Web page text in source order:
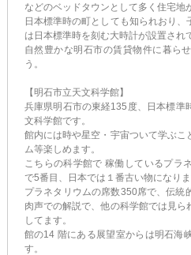
などのベッドタウンとして多く住宅地
日本標準時の町としても知られおり
は日本標準時を刻む大時計が設置され
自然豊かな明石市の賃貸物件に暮ら
う。
【明石市立天文科学館】
兵庫県明石市の東経135度、日本標準
文科学館です。
館内には時や星空・宇宙ついて学ぶこ
ム等楽しめます。
こちらの科学館で 稼働しているプラ
で5番目、日本では１番古い物になりま
プラネタリウムの席数350席で、伝統
肉声での解説で、他の科学館では見
してます。
館の14 階にある展望室からは明石海
す。